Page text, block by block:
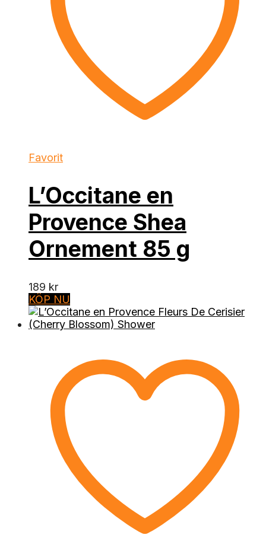
Favorit
L’Occitane en
Provence Shea
Ornement 85 g
189 kr
KÖP NU